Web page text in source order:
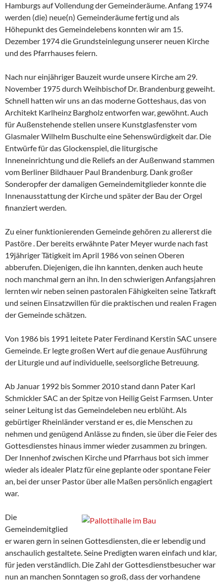
Hamburgs auf Vollendung der Gemeinderäume. Anfang 1974
werden (die) neue(n) Gemeinderäume fertig und als
Höhepunkt des Gemeindelebens konnten wir am 15.
Dezember 1974 die Grundsteinlegung unserer neuen Kirche
und des Pfarrhauses feiern.
Nach nur einjähriger Bauzeit wurde unsere Kirche am 29.
November 1975 durch Weihbischof Dr. Brandenburg geweiht.
Schnell hatten wir uns an das moderne Gotteshaus, das von
Architekt Karlheinz Bargholz entworfen war, gewöhnt. Auch
für Außenstehende stellen unsere Kunstglasfenster vom
Glasmaler Wilhelm Buschulte eine Sehenswürdigkeit dar. Die
Entwürfe für das Glockenspiel, die liturgische
Inneneinrichtung und die Reliefs an der Außenwand stammen
vom Berliner Bildhauer Paul Brandenburg. Dank großer
Sonderopfer der damaligen Gemeindemitglieder konnte die
Innenausstattung der Kirche und später der Bau der Orgel
finanziert werden.
Zu einer funktionierenden Gemeinde gehören zu allererst die
Pastöre . Der bereits erwähnte Pater Meyer wurde nach fast
19jähriger Tätigkeit im April 1986 von seinen Oberen
abberufen. Diejenigen, die ihn kannten, denken auch heute
noch manchmal gern an ihn. In den schwierigen Anfangsjahren
lernten wir neben seinen pastoralen Fähigkeiten seine Tatkraft
und seinen Einsatzwillen für die praktischen und realen Fragen
der Gemeinde schätzen.
Von 1986 bis 1991 leitete Pater Ferdinand Kerstin SAC unsere
Gemeinde. Er legte großen Wert auf die genaue Ausführung
der Liturgie und auf individuelle, seelsorgliche Betreuung.
Ab Januar 1992 bis Sommer 2010 stand dann Pater Karl
Schmickler SAC an der Spitze von Heilig Geist Farmsen. Unter
seiner Leitung ist das Gemeindeleben neu erblüht. Als
gebürtiger Rheinländer verstand er es, die Menschen zu
nehmen und genügend Anlässe zu finden, sie über die Feier des
Gottesdienstes hinaus immer wieder zusammen zu bringen.
Der Innenhof zwischen Kirche und Pfarrhaus bot sich immer
wieder als idealer Platz für eine geplante oder spontane Feier
an, bei der unser Pastor über alle Maßen persönlich engagiert
war.
Die
Gemeindemitglied
er waren gern in seinen Gottesdiensten, die er lebendig und
anschaulich gestaltete. Seine Predigten waren einfach und klar,
für jeden verständlich. Die Zahl der Gottesdienstbesucher war
nun an manchen Sonntagen so groß, dass der vorhandene